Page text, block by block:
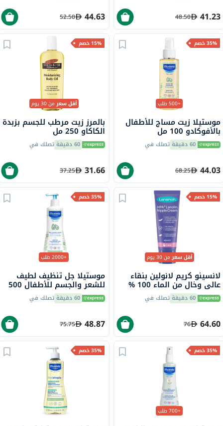
41.23
48.50
44.63
52.50
35% خصم
+500 طلب
موستيلا زيت مساج للأطفال
بالأفوكادو 100 مل
60 دقيقة تصلك في
44.03
68.25
15% خصم
أقل سعرمن 30 يوم
بالمرز زيت مرطب للجسم بزبدة
الكاكاو 250 مل
60 دقيقة تصلك في
31.66
37.25
15% خصم
أقل سعرمن 30 يوم
لانسينو كريم لانولين بنقاء
عالي وخال من الماء 100 %
لعلاج الحلمات المتقرحة
والبشرة الجافة والمتشققة
60 دقيقة تصلك في
64.60
76
35% خصم
+2000 طلب
موستيلا جل تنظيف لطيف
للشعر والجسم للأطفال 500
مل 60 دقيقة تصلك في
48.87
75.75
35% خصم
+700 طلب
35% خصم